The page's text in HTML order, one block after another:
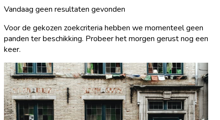
Vandaag geen resultaten gevonden
Voor de gekozen zoekcriteria hebben we momenteel geen
panden ter beschikking. Probeer het morgen gerust nog een
keer.